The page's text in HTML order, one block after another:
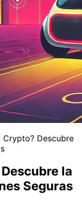
Crypto? Descubre
la
Seguras